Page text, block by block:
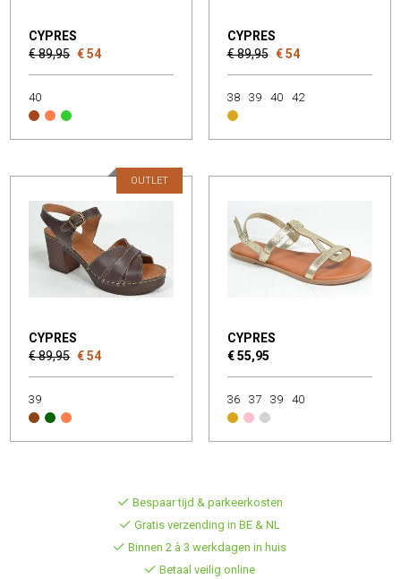
CYPRES
€ 89,95 € 54
40
CYPRES
€ 89,95 € 54
38 39 40 42
CYPRES
€ 89,95 € 54
OUTLET
39
CYPRES
€ 55,95
36 37 39 40
Bespaar tijd & parkeerkosten
Gratis verzending in BE & NL
Binnen 2 à 3 werkdagen in huis
Betaal veilig online